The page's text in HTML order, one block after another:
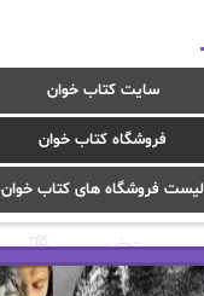
آیدا (Aixi)
آیسان صادقی
ا_اصغرزاده
از نیلوفر لاری
استل مسکم
سایت کتاب خوان
فروشگاه کتاب خوان
لیست فروشگاه های کتاب خوان